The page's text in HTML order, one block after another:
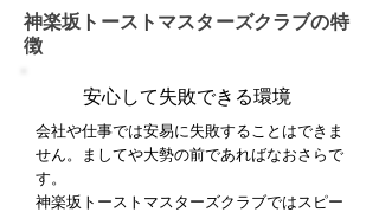
神楽坂トーストマスターズクラブの特
徴
安心して失敗できる環境
会社や仕事では安易に失敗することはできま
せん。ましてや大勢の前であればなおさらで
す。
神楽坂トーストマスターズクラブではスピー